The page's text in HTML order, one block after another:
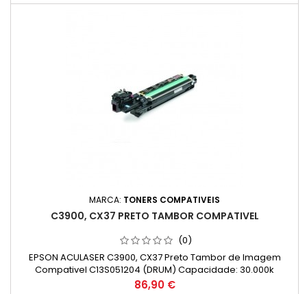
MARCA: TONERS COMPATIVEIS
C3900, CX37 PRETO TAMBOR COMPATIVEL
(0)
EPSON ACULASER C3900, CX37 Preto Tambor de Imagem
Compativel C13S051204 (DRUM) Capacidade: 30.000k
Preço
86,90 €